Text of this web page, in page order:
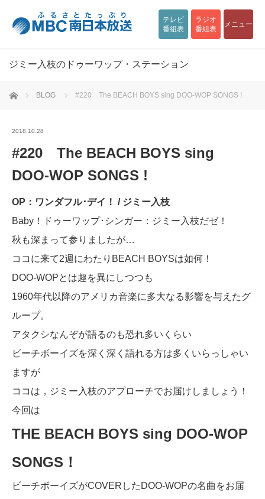
テレビ
番組表
ラジオ
番組表
メニュー
ジミー入枝のドゥーワップ・ステーション
ホーム BLOG #220 The BEACH BOYS sing DOO-WOP SONGS !
2018.10.28
#220 The BEACH BOYS sing
DOO-WOP SONGS !
OP：ワンダフル･デイ！ / ジミー入枝
Baby！ドゥーワップ･シンガー：ジミー入枝だゼ！
秋も深まって参りましたが…
ココに来て2週にわたりBEACH BOYSは如何！
DOO-WOPとは趣を異にしつつも
1960年代以降のアメリカ音楽に多大なる影響を与えたグ
ループ。
アタクシなんぞが語るのも恐れ多いくらい
ビーチボーイズを深く深く語れる方は多くいらっしゃい
ますが
ココは，ジミー入枝のアプローチでお届けしましょう！
今回は
THE BEACH BOYS sing DOO-WOP
SONGS！
ビーチボーイズがCOVERしたDOO-WOPの名曲をお届